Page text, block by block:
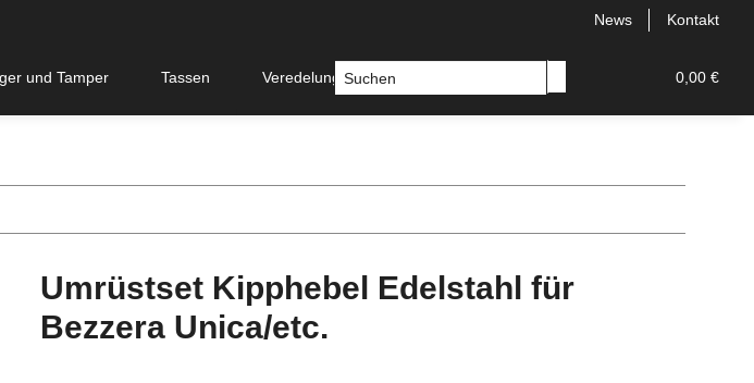
News Kontakt
0,00 €
und Tamper Tassen Veredelungssets neu
Umrüstset Kipphebel Edelstahl für
Bezzera Unica/etc.